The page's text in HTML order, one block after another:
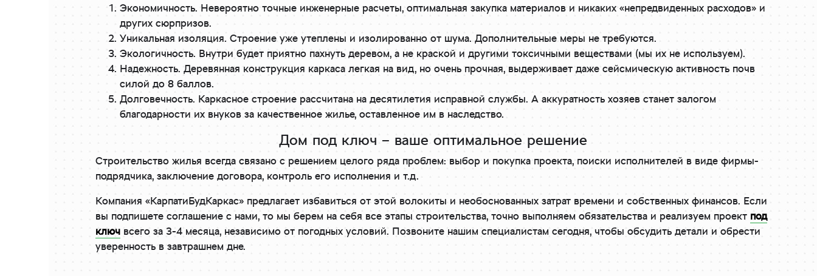
Экономичность. Невероятно точные инженерные расчеты, оптимальная закупка материалов и никаких «непредвиденных расходов» и
других сюрпризов.
Уникальная изоляция. Строение уже утеплены и изолированно от шума. Дополнительные меры не требуются.
Экологичность. Внутри будет приятно пахнуть деревом, а не краской и другими токсичными веществами (мы их не используем).
Надежность. Деревянная конструкция каркаса легкая на вид, но очень прочная, выдерживает даже сейсмическую активность почв
силой до 8 баллов.
Долговечность. Каркасное строение рассчитана на десятилетия исправной службы. А аккуратность хозяев станет залогом
благодарности их внуков за качественное жилье, оставленное им в наследство.
Дом под ключ – ваше оптимальное решение
Строительство жилья всегда связано с решением целого ряда проблем: выбор и покупка проекта, поиски исполнителей в виде фирмы-
подрядчика, заключение договора, контроль его исполнения и т.д.
Компания «КарпатиБудКаркас» предлагает избавиться от этой волокиты и необоснованных затрат времени и собственных финансов. Если
вы подпишете соглашение с нами, то мы берем на себя все этапы строительства, точно выполняем обязательства и реализуем проект под
ключ всего за 3-4 месяца, независимо от погодных условий. Позвоните нашим специалистам сегодня, чтобы обсудить детали и обрести
уверенность в завтрашнем дне.